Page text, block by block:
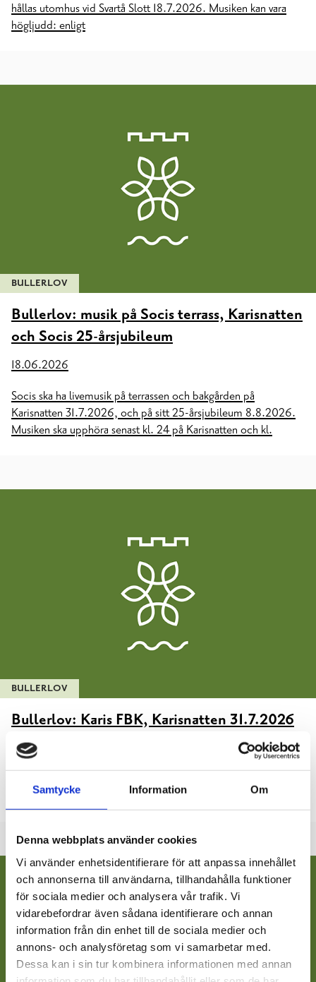
Samtycke Information Om
Denna webbplats använder cookies
Vi använder enhetsidentifierare för att anpassa innehållet
och annonserna till användarna, tillhandahålla funktioner
för sociala medier och analysera vår trafik. Vi
vidarebefordrar även sådana identifierare och annan
information från din enhet till de sociala medier och
annons- och analysföretag som vi samarbetar med.
Dessa kan i sin tur kombinera informationen med annan
hållas utomhus vid Svartå Slott 18.7.2026. Musiken kan vara
högljudd: enligt
BULLERLOV
Bullerlov: musik på Socis terrass, Karisnatten
och Socis 25-årsjubileum
18.06.2026
Socis ska ha livemusik på terrassen och bakgården på
Karisnatten 31.7.2026, och på sitt 25-årsjubileum 8.8.2026.
Musiken ska upphöra senast kl. 24 på Karisnatten och kl.
BULLERLOV
Bullerlov: Karis FBK, Karisnatten 31.7.2026
15.06.2026
brankisgården fredagen 31.7.2026, kl. 17-01.